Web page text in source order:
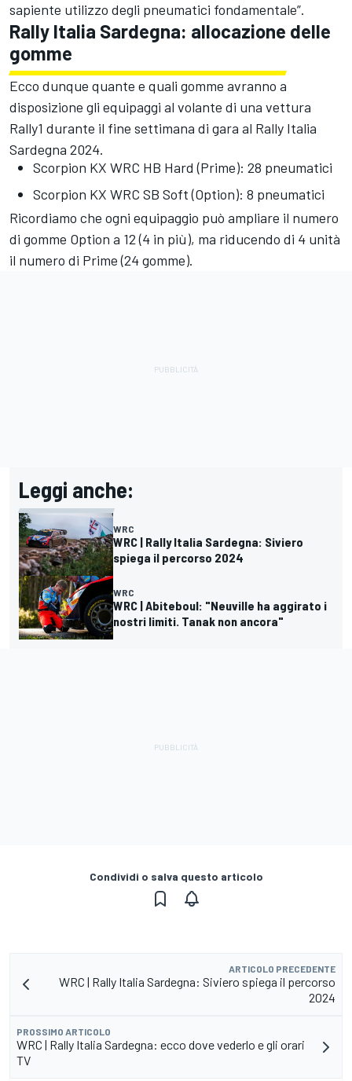
sapiente utilizzo degli pneumatici fondamentale”.
Rally Italia Sardegna: allocazione delle
gomme
Ecco dunque quante e quali gomme avranno a
disposizione gli equipaggi al volante di una vettura
Rally1 durante il fine settimana di gara al Rally Italia
Sardegna 2024.
Scorpion KX WRC HB Hard (Prime): 28 pneumatici
Scorpion KX WRC SB Soft (Option): 8 pneumatici
Ricordiamo che ogni equipaggio può ampliare il numero
di gomme Option a 12 (4 in più), ma riducendo di 4 unità
il numero di Prime (24 gomme).
Leggi anche:
WRC
WRC | Rally Italia Sardegna: Siviero
spiega il percorso 2024
WRC
WRC | Abiteboul: "Neuville ha aggirato i
nostri limiti. Tanak non ancora"
Condividi o salva questo articolo
ARTICOLO PRECEDENTE
WRC | Rally Italia Sardegna: Siviero spiega il percorso
2024
PROSSIMO ARTICOLO
WRC | Rally Italia Sardegna: ecco dove vederlo e gli orari
TV